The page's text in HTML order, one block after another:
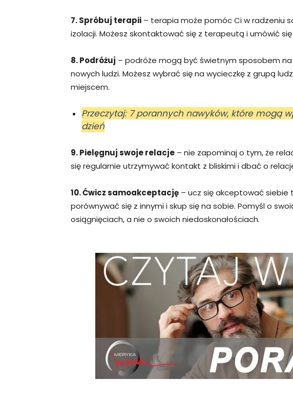
7. Spróbuj terapii – terapia może pomóc Ci w radzeniu
izolacji. Możesz skontaktować się z terapeutą i umówić
8. Podróżuj – podróże mogą być świetnym sposobem
nowych ludzi. Możesz wybrać się na wycieczkę z grupą
miejscem.
Przeczytaj: 7 porannych nawyków, które mogą
dzień
9. Pielęgnuj swoje relacje – nie zapominaj o tym, że
się regularnie utrzymywać kontakt z bliskimi i dbać o
10. Ćwicz samoakceptację – ucz się akceptować siebie
porównywać się z innymi i skup się na sobie. Pomyśl o
osiągnięciach, a nie o swoich niedoskonałościach.